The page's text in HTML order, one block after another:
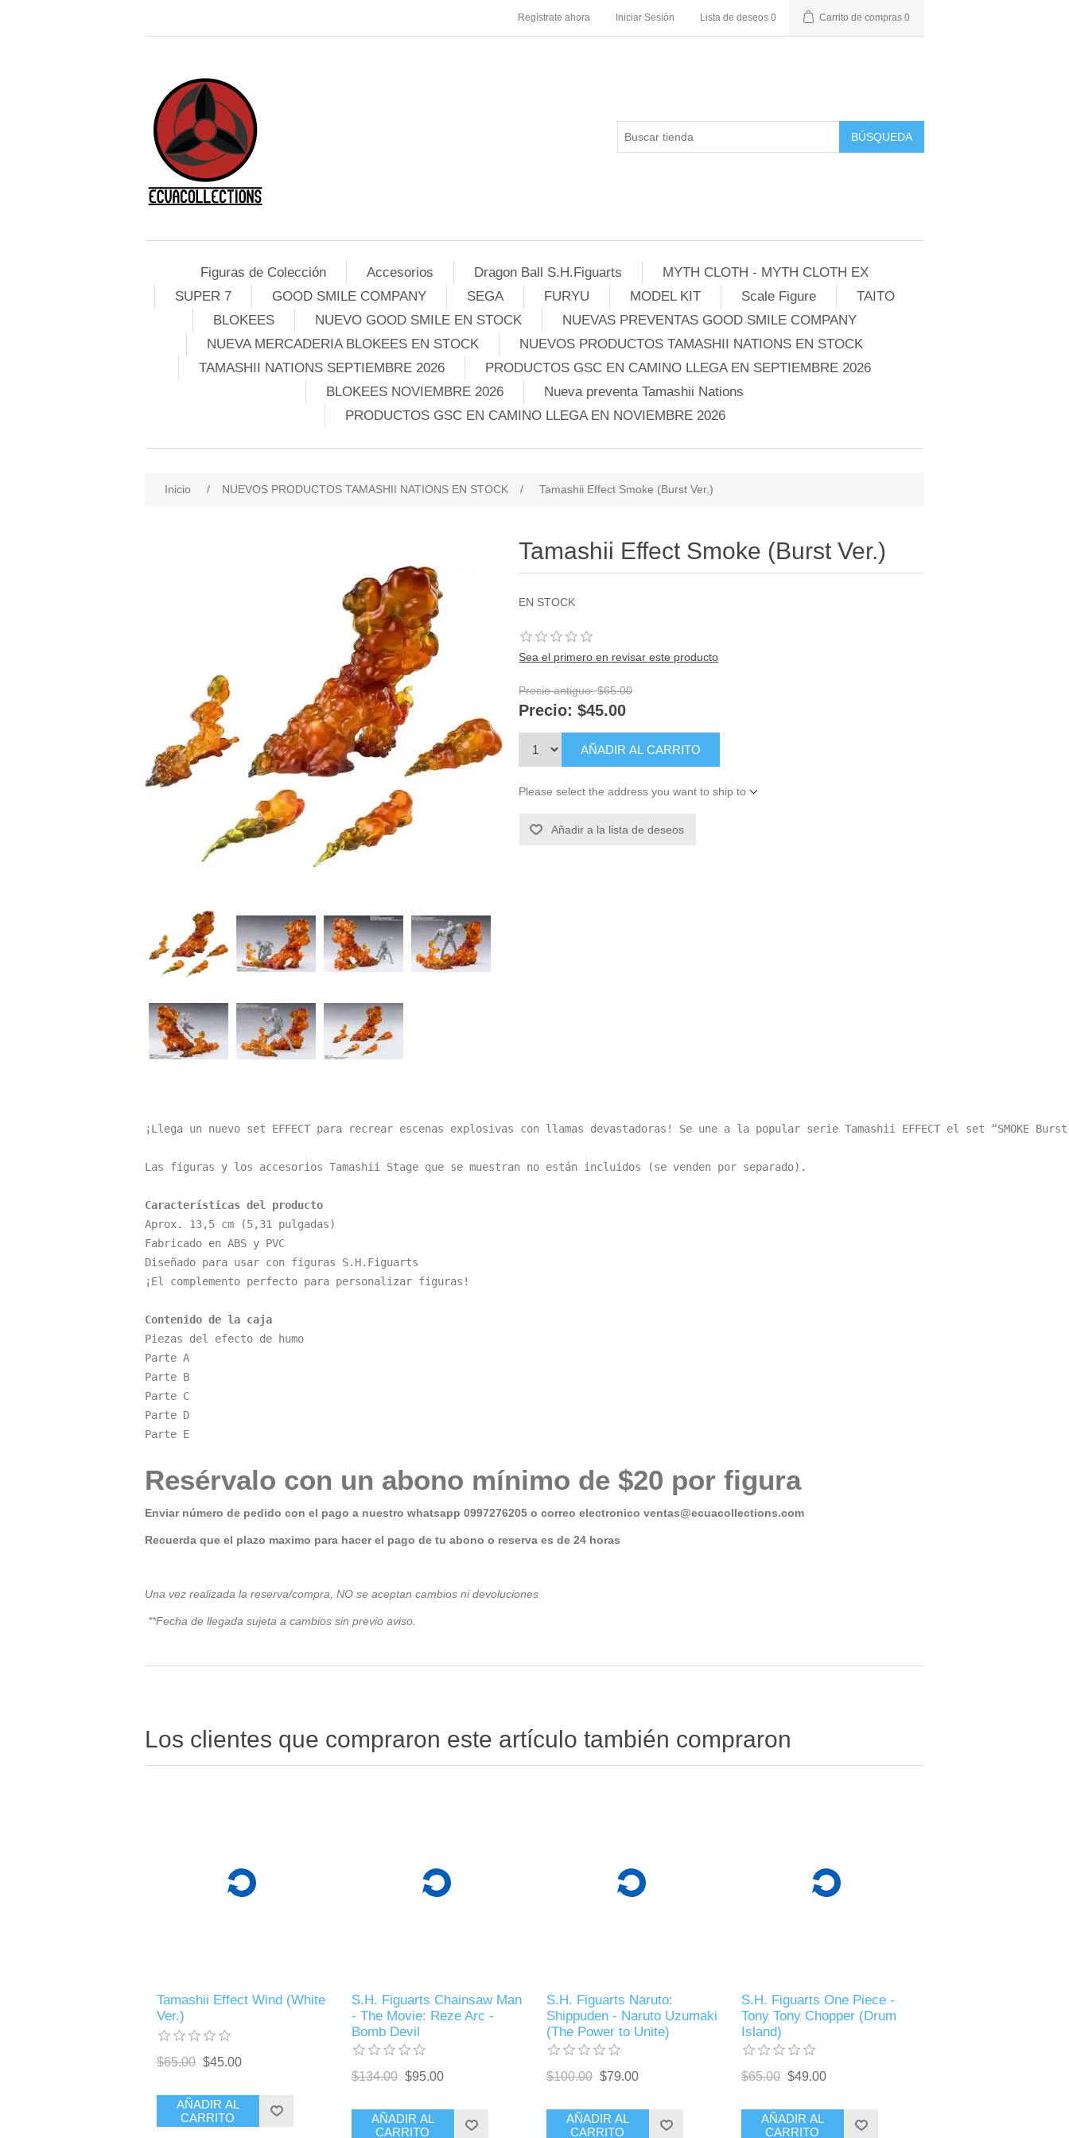
Regístrate ahora Iniciar Sesión Lista de deseos 0 Carrito de compras 0
BÚSQUEDA
Figuras de Colección Accesorios Dragon Ball S.H.Figuarts
MYTH CLOTH - MYTH CLOTH EX
SUPER 7
GOOD SMILE COMPANY SEGA FURYU MODEL KIT Scale Figure
TAITO
BLOKEES
NUEVO GOOD SMILE EN STOCK
NUEVAS PREVENTAS GOOD SMILE COMPANY
NUEVA MERCADERIA BLOKEES EN STOCK
NUEVOS PRODUCTOS TAMASHII NATIONS EN STOCK
TAMASHII NATIONS SEPTIEMBRE 2026
PRODUCTOS GSC EN CAMINO LLEGA EN SEPTIEMBRE 2026
BLOKEES NOVIEMBRE 2026
Nueva preventa Tamashii Nations
PRODUCTOS GSC EN CAMINO LLEGA EN NOVIEMBRE 2026
Inicio / NUEVOS PRODUCTOS TAMASHII NATIONS EN STOCK / Tamashii Effect Smoke (Burst Ver.)
Tamashii Effect Smoke (Burst Ver.)
EN STOCK
Sea el primero en revisar este producto
Precio antiguo: $65.00
Precio: $45.00
AÑADIR AL CARRITO
Please select the address you want to ship to
Añadir a la lista de deseos
¡Llega un nuevo set EFFECT para recrear escenas explosivas con llamas devastadoras! Se une a la popular serie Tamashii EFFECT el set
Las figuras y los accesorios Tamashii Stage que se muestran no están incluidos (se venden por separado).
Características del producto
Aprox. 13,5 cm (5,31 pulgadas)
Fabricado en ABS y PVC
Diseñado para usar con figuras S.H.Figuarts
¡El complemento perfecto para personalizar figuras!
Contenido de la caja
Piezas del efecto de humo
Parte A
Parte B
Parte C
Parte D
Parte E
Resérvalo con un abono mínimo de $20 por figura
Enviar número de pedido con el pago a nuestro whatsapp 0997276205 o correo electronico ventas@ecuacollections.com
Recuerda que el plazo maximo para hacer el pago de tu abono o reserva es de 24 horas
Una vez realizada la reserva/compra, NO se aceptan cambios ni devoluciones
**Fecha de llegada sujeta a cambios sin previo aviso.
Los clientes que compraron este artículo también compraron
Tamashii Effect Wind (White
Ver.)
$65.00 $45.00
AÑADIR AL
CARRITO
S.H. Figuarts Chainsaw Man
- The Movie: Reze Arc -
Bomb Devil
$134.00 $95.00
AÑADIR AL
CARRITO
S.H. Figuarts Naruto:
Shippuden - Naruto Uzumaki
(The Power to Unite)
$100.00 $79.00
AÑADIR AL
CARRITO
S.H. Figuarts One Piece -
Tony Tony Chopper (Drum
Island)
$65.00 $49.00
AÑADIR AL
CARRITO